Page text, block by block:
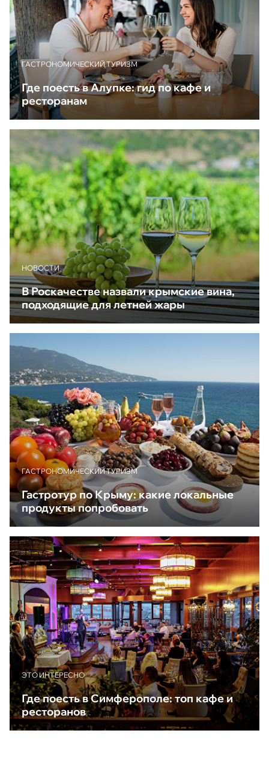
ГАСТРОНОМИЧЕСКИЙ ТУРИЗМ
Где поесть в Алупке: гид по кафе и
ресторанам
НОВОСТИ
В Роскачестве назвали крымские вина,
подходящие для летней жары
ГАСТРОНОМИЧЕСКИЙ ТУРИЗМ
Гастротур по Крыму: какие локальные
продукты попробовать
ЭТО ИНТЕРЕСНО
Где поесть в Симферополе: топ кафе и
ресторанов